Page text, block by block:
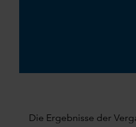
Die Ergebnisse der